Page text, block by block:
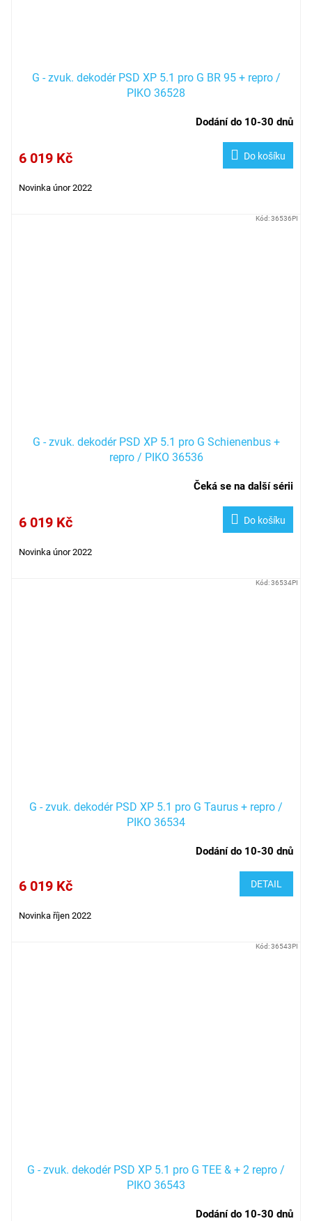
G - zvuk. dekodér PSD XP 5.1 pro G BR 95 + repro /
PIKO 36528
Dodání do 10-30 dnů
6 019 Kč Do košíku
Novinka únor 2022
G - zvuk. dekodér PSD XP 5.1 pro G Schienenbus +
repro / PIKO 36536
Čeká se na další sérii
6 019 Kč Do košíku
Novinka únor 2022
Kód:36536PI
G - zvuk. dekodér PSD XP 5.1 pro G Taurus + repro /
PIKO 36534
Dodání do 10-30 dnů
6 019 Kč DETAIL
Novinka říjen 2022
Kód:36534PI
G - zvuk. dekodér PSD XP 5.1 pro G TEE & + 2 repro /
PIKO 36543
Dodání do 10-30 dnů
Kód:36543PI